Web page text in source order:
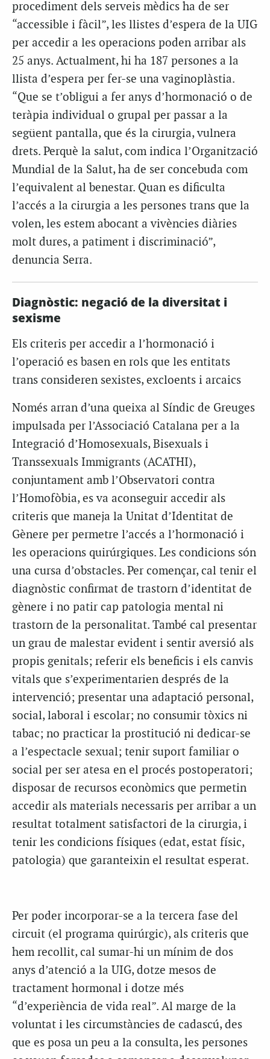
procediment dels serveis mèdics ha de ser
“accessible i fàcil”, les llistes d’espera de la UIG
per accedir a les operacions poden arribar als
25 anys. Actualment, hi ha 187 persones a la
llista d’espera per fer-se una vaginoplàstia.
“Que se t’obligui a fer anys d’hormonació o de
teràpia individual o grupal per passar a la
següent pantalla, que és la cirurgia, vulnera
drets. Perquè la salut, com indica l’Organització
Mundial de la Salut, ha de ser concebuda com
l’equivalent al benestar. Quan es dificulta
l’accés a la cirurgia a les persones trans que la
volen, les estem abocant a vivències diàries
molt dures, a patiment i discriminació”,
denuncia Serra.
Diagnòstic: negació de la diversitat i
sexisme
Els criteris per accedir a l’hormonació i
l’operació es basen en rols que les entitats
trans consideren sexistes, excloents i arcaics
Només arran d’una queixa al Síndic de Greuges
impulsada per l’Associació Catalana per a la
Integració d’Homosexuals, Bisexuals i
Transsexuals Immigrants (ACATHI),
conjuntament amb l’Observatori contra
l’Homofòbia, es va aconseguir accedir als
criteris que maneja la Unitat d’Identitat de
Gènere per permetre l’accés a l’hormonació i
les operacions quirúrgiques. Les condicions són
una cursa d’obstacles. Per començar, cal tenir el
diagnòstic confirmat de trastorn d’identitat de
gènere i no patir cap patologia mental ni
trastorn de la personalitat. També cal presentar
un grau de malestar evident i sentir aversió als
propis genitals; referir els beneficis i els canvis
vitals que s’experimentarien després de la
intervenció; presentar una adaptació personal,
social, laboral i escolar; no consumir tòxics ni
tabac; no practicar la prostitució ni dedicar-se
a l’espectacle sexual; tenir suport familiar o
social per ser atesa en el procés postoperatori;
disposar de recursos econòmics que permetin
accedir als materials necessaris per arribar a un
resultat totalment satisfactori de la cirurgia, i
tenir les condicions físiques (edat, estat físic,
patologia) que garanteixin el resultat esperat.
Per poder incorporar-se a la tercera fase del
circuit (el programa quirúrgic), als criteris que
hem recollit, cal sumar-hi un mínim de dos
anys d’atenció a la UIG, dotze mesos de
tractament hormonal i dotze més
“d’experiència de vida real”. Al marge de la
voluntat i les circumstàncies de cadascú, des
que es posa un peu a la consulta, les persones